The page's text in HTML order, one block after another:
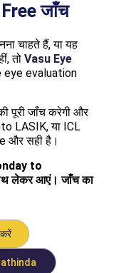
जाँच
चाहते हैं, या यह
तो Vasu Eye
evaluation
पूरी जाँच करेगी और
LASIK, या ICL
और सही है।
to
लेकर आएं। जाँच का